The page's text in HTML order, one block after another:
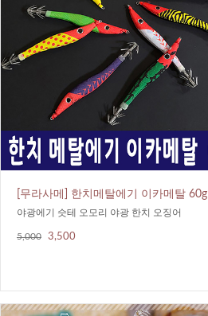
[무라사메] 한치메탈에기 이카메탈 60g
야광에기 슷테 오모리 야광 한치 오징어
5,000 3,500